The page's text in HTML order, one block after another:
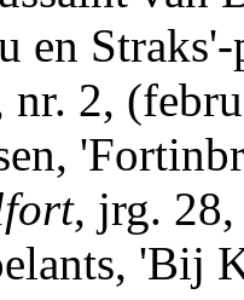
en
nr. 2,
,
, jrg.
, 'Bij